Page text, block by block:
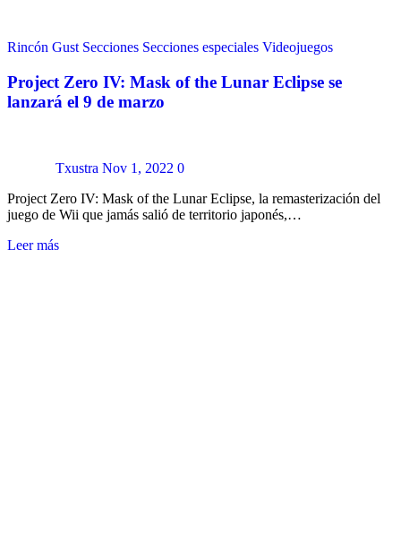
Rincón Gust Secciones Secciones especiales Videojuegos
Project Zero IV: Mask of the Lunar Eclipse se
lanzará el 9 de marzo
Txustra Nov 1, 2022 0
Project Zero IV: Mask of the Lunar Eclipse, la remasterización del
juego de Wii que jamás salió de territorio japonés,…
Leer más